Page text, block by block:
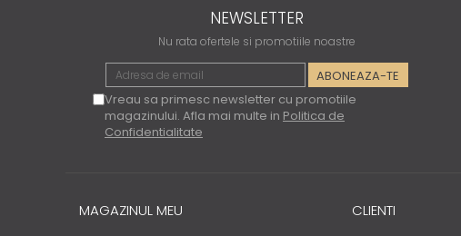
NEWSLETTER
Nu rata ofertele si promotiile noastre
Vreau sa primesc newsletter cu promotiile
magazinului. Afla mai multe in Politica de
Confidentialitate
MAGAZINUL MEU CLIENTI